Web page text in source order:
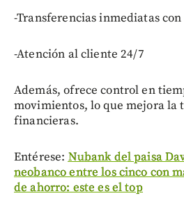
-Transferencias inmediatas con
-Atención al cliente 24/7
Además, ofrece control en
movimientos, lo que mejora la
financieras.
Entérese: Nubank del paisa
neobanco entre los cinco con
de ahorro: este es el top